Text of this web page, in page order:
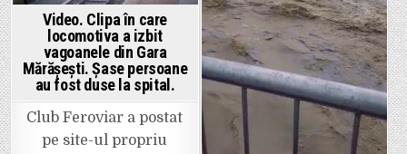
lui
Umbrărescu
implicată
și
cu
un
vehicul
răsturnat
Video. Clipa în care
locomotiva a izbit
vagoanele din Gara
Mărășești. Șase persoane
au fost duse la spital.
Club Feroviar a postat
pe site-ul propriu